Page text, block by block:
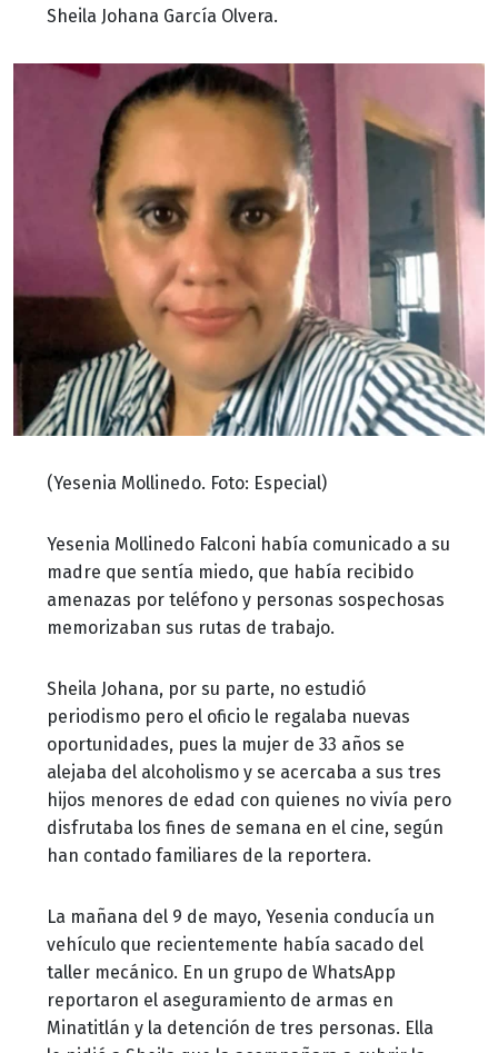
Sheila Johana García Olvera.
(Yesenia Mollinedo. Foto: Especial)
Yesenia Mollinedo Falconi había comunicado a su
madre que sentía miedo, que había recibido
amenazas por teléfono y personas sospechosas
memorizaban sus rutas de trabajo.
Sheila Johana, por su parte, no estudió
periodismo pero el oficio le regalaba nuevas
oportunidades, pues la mujer de 33 años se
alejaba del alcoholismo y se acercaba a sus tres
hijos menores de edad con quienes no vivía pero
disfrutaba los fines de semana en el cine, según
han contado familiares de la reportera.
La mañana del 9 de mayo, Yesenia conducía un
vehículo que recientemente había sacado del
taller mecánico. En un grupo de WhatsApp
reportaron el aseguramiento de armas en
Minatitlán y la detención de tres personas. Ella